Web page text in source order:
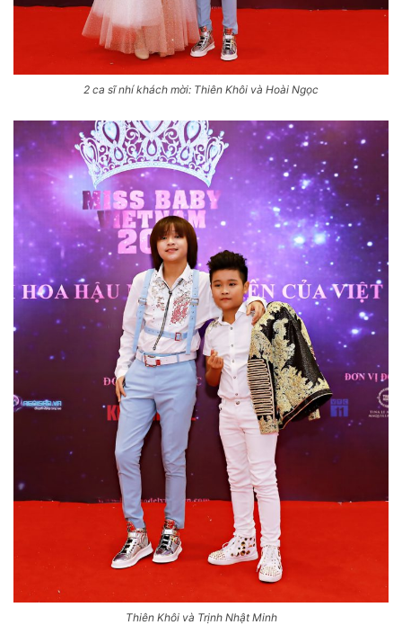
2 ca sĩ nhí khách mời: Thiên Khôi và Hoài Ngọc
Thiên Khôi và Trịnh Nhật Minh